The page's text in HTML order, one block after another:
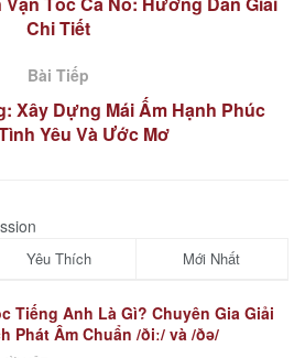
Chi Tiết
Bài Tiếp
Xây Dựng Mái Ấm Hạnh Phúc
Yêu Và Ước Mơ
Yêu Thích Mới Nhất
Tiếng Anh Là Gì? Chuyên Gia Giải
Phát Âm Chuẩn /ðiː/ và /ðə/